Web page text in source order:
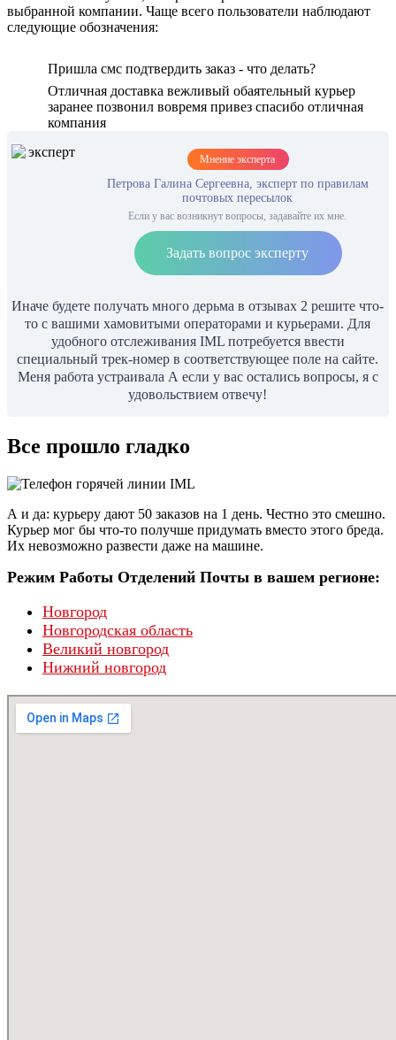
выбранной компании. Чаще всего пользователи наблюдают
следующие обозначения:
Пришла смс подтвердить заказ - что делать?
Отличная доставка вежливый обаятельный курьер
заранее позвонил вовремя привез спасибо отличная
компания
Мнение эксперта
Петрова Галина Сергеевна, эксперт по правилам
почтовых пересылок
Если у вас возникнут вопросы, задавайте их мне.
Задать вопрос эксперту
Иначе будете получать много дерьма в отзывах 2 решите что-
то с вашими хамовитыми операторами и курьерами. Для
удобного отслеживания IML потребуется ввести
специальный трек-номер в соответствующее поле на сайте.
Меня работа устраивала А если у вас остались вопросы, я с
удовольствием отвечу!
Все прошло гладко
А и да: курьеру дают 50 заказов на 1 день. Честно это смешно.
Курьер мог бы что-то получше придумать вместо этого бреда.
Их невозможно развести даже на машине.
Режим Работы Отделений Почты в вашем регионе:
Новгород
Новгородская область
Великий новгород
Нижний новгород